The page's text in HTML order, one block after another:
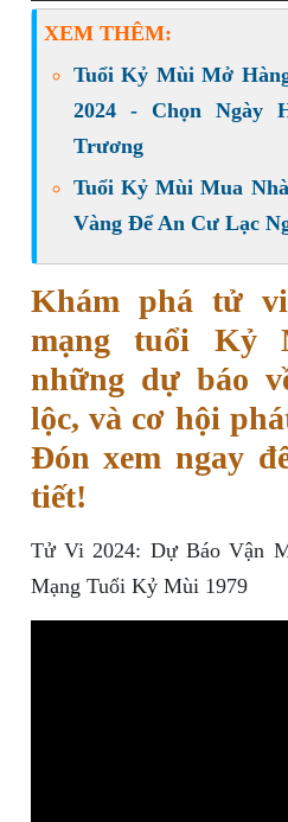
XEM THÊM:
Tuổi Kỷ Mùi Mở
2024 - Chọn Ngày
Trương
Tuổi Kỷ Mùi Mua
Vàng Để An Cư Lạc
Khám phá tử
mạng tuổi Kỷ
những dự báo
lộc, và cơ hội
Đón xem ngay
tiết!
Tử Vi 2024: Dự Báo Vận
Mạng Tuổi Kỷ Mùi 1979